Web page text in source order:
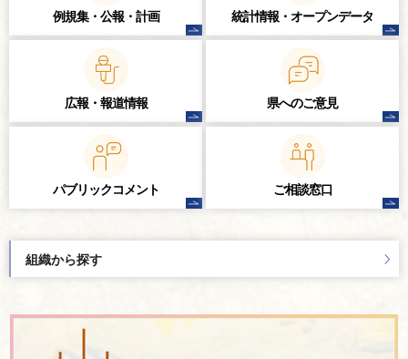
例規集・公報・計画 統計情報・ オープンデータ
広報・報道情報 県へのご意見
パブリックコメント ご相談窓口
組織から探す